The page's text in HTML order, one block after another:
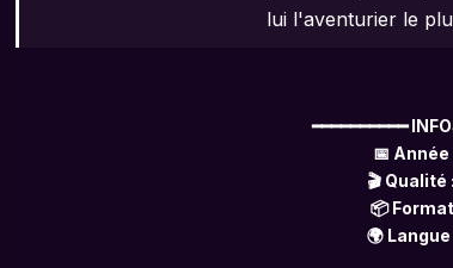
lui l'aventurier le
━━━━━━━━━━
📅 Année
🎬 Qualité :
📦
🌍 Langue